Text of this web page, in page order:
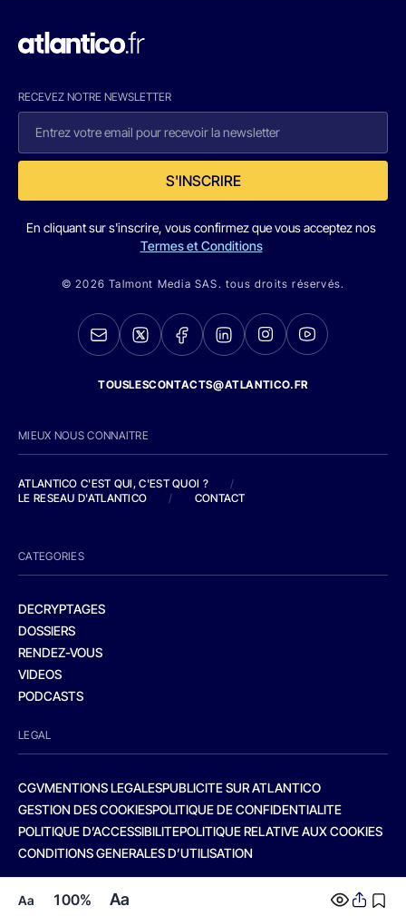
Aa 100% Aa
RECEVEZ NOTRE NEWSLETTER
S'INSCRIRE
En cliquant sur s'inscrire, vous confirmez que vous acceptez nos
Termes et Conditions
© 2026 Talmont Media SAS. tous droits réservés.
TOUSLESCONTACTS@ATLANTICO.FR
MIEUX NOUS CONNAITRE
ATLANTICO C'EST QUI, C'EST QUOI ?
/
LE RESEAU D'ATLANTICO
/ CONTACT
CATEGORIES
DECRYPTAGES
DOSSIERS
RENDEZ-VOUS
VIDEOS
PODCASTS
LEGAL
CGVMENTIONS LEGALESPUBLICITE SUR ATLANTICO
GESTION DES COOKIESPOLITIQUE DE CONFIDENTIALITE
POLITIQUE D’ACCESSIBILITEPOLITIQUE RELATIVE AUX COOKIES
CONDITIONS GENERALES D’UTILISATION